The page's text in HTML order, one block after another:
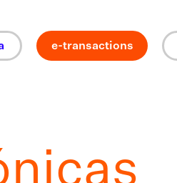
e-transactions